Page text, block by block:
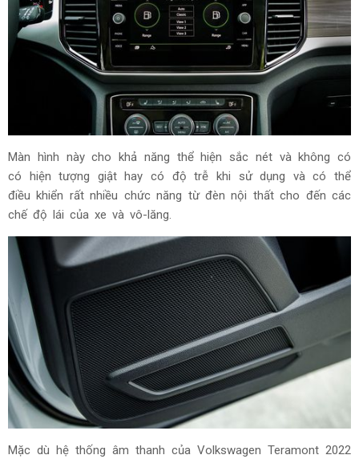
Màn hình này cho khả năng thể hiện sắc nét và không có
có hiện tượng giật hay có độ trễ khi sử dụng và có thể
điều khiển rất nhiều chức năng từ đèn nội thất cho đến các
chế độ lái của xe và vô-lăng.
Mặc dù hệ thống âm thanh của Volkswagen Teramont 2022